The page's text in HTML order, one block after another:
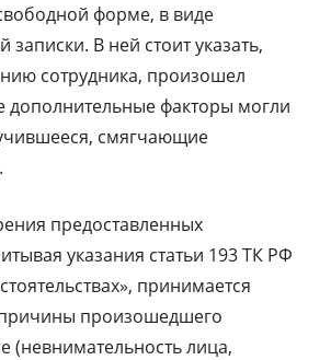
форме, в виде
записки. В ней стоит указать,
сотрудника, произошел
дополнительные факторы могли
смягчающие
предоставленных
указания статьи 193 ТК РФ
принимается
произошедшего
(невнимательность лица,